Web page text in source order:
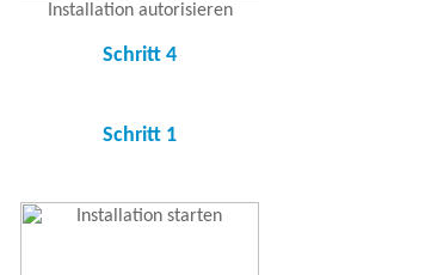
Installation autorisieren
Schritt 4
Schritt 1